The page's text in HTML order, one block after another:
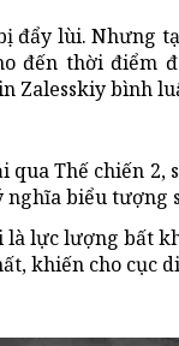
đẩy lùi. Nhưng
đến thời điểm
Zalesskiy bình
Thế chiến
nghĩa biểu tượng
là lực lượng bất
khiến cho cục